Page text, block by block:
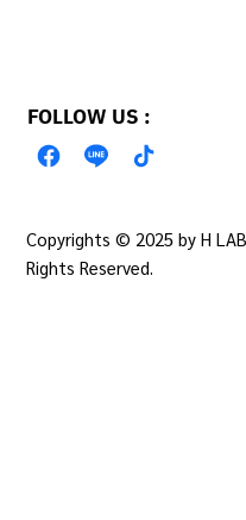
FOLLOW US :
Copyrights © 2025 by H
Rights Reserved.